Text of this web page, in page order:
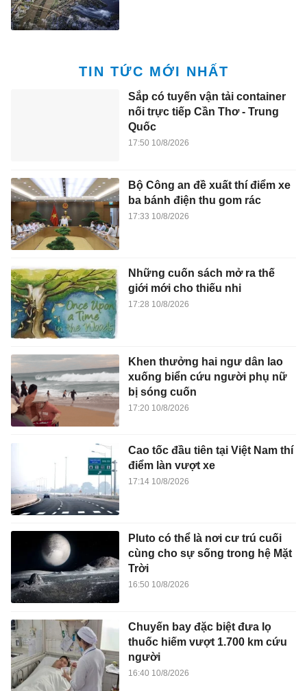
TIN TỨC MỚI NHẤT
Sắp có tuyến vận tải container
nối trực tiếp Cần Thơ - Trung
Quốc
17:50 10/8/2026
Bộ Công an đề xuất thí điểm xe
ba bánh điện thu gom rác
17:33 10/8/2026
Những cuốn sách mở ra thế
giới mới cho thiếu nhi
17:28 10/8/2026
Khen thưởng hai ngư dân lao
xuống biển cứu người phụ nữ
bị sóng cuốn
17:20 10/8/2026
Cao tốc đầu tiên tại Việt Nam thí
điểm làn vượt xe
17:14 10/8/2026
Pluto có thể là nơi cư trú cuối
cùng cho sự sống trong hệ Mặt
Trời
16:50 10/8/2026
Chuyến bay đặc biệt đưa lọ
thuốc hiếm vượt 1.700 km cứu
người
16:40 10/8/2026